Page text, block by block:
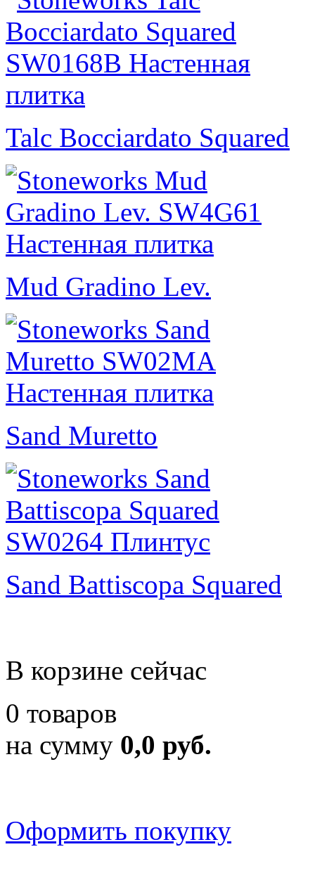
Talc Bocciardato Squared
Mud Gradino Lev.
Sand Muretto
Sand Battiscopa Squared
В корзине сейчас
0 товаров
на сумму 0,0 руб.
Оформить покупку